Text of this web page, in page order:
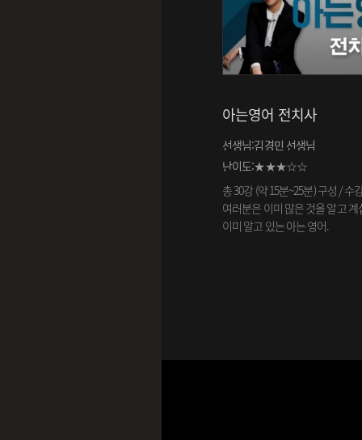
아는영어 전치사
선생님:김경민 선생님
난이도:★★★☆☆
총 30강 (약 15분~25분) 구성 / 수
여러분은 이미 많은 것을 알고
이미 알고 있는 아는 영어.